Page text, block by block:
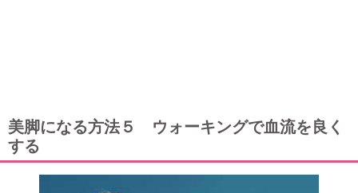
美脚になる方法５ ウォーキングで血流を良く
する